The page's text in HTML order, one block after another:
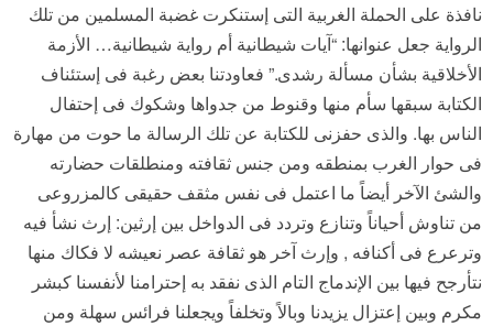
نافذة على الحملة الغربية التى إستنكرت غضبة المسلمين من تلك
الرواية جعل عنوانها: “آيات شيطانية أم رواية شيطانية… الأزمة
الأخلاقية بشأن مسألة رشدى.” فعاودتنا بعض رغبة فى إستئناف
الكتابة سبقها سأم منها وقنوط من جدواها وشكوك فى إحتفال
الناس بها. والذى حفزنى للكتابة عن تلك الرسالة ما حوت من مهارة
فى حوار الغرب بمنطقه ومن جنس ثقافته ومنطلقات حضارته
والشئ الآخر أيضاً ما اعتمل فى نفس مثقف حقيقى كالمزروعى
من تناوش أحياناً وتنازع وتردد فى الدواخل بين إرثين: إرث نشأ فيه
وترعرع فى أكنافه , وإرث آخر هو ثقافة عصر نعيشه لا فكاك منها
نتأرجح فيها بين الإندماج التام الذى نفقد به إحترامنا لأنفسنا كبشر
مكرم وبين إعتزال يزيدنا وبالاً وتخلفاً ويجعلنا فرائس سهلة ومن